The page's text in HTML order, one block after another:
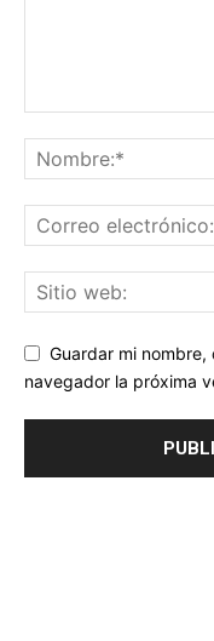
Guardar mi
navegador la próxima